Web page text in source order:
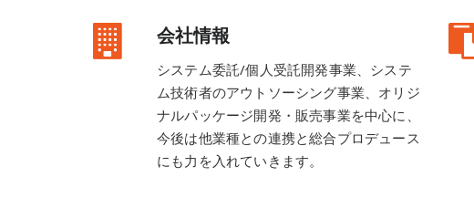
会社情報
システム委託/個人受託開発事業、システ
ム技術者のアウトソーシング事業、オリジ
ナルパッケージ開発・販売事業を中心に、
今後は他業種との連携と総合プロデュース
にも力を入れていきます。